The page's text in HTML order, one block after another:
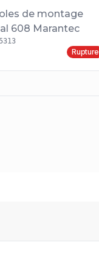
de montage
608 Marantec
Rupture